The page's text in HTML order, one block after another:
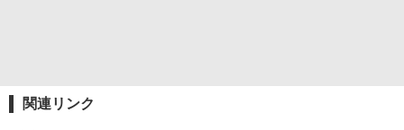
関連リンク